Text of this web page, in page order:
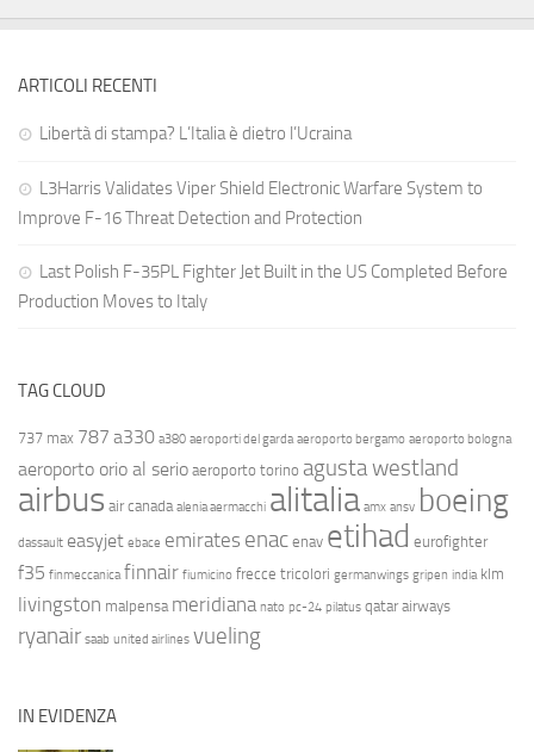
ARTICOLI RECENTI
Libertà di stampa? L’Italia è dietro l’Ucraina
L3Harris Validates Viper Shield Electronic Warfare System to
Improve F-16 Threat Detection and Protection
Last Polish F-35PL Fighter Jet Built in the US Completed Before
Production Moves to Italy
TAG CLOUD
737 max 787 a330 a380 aeroporti del garda aeroporto bergamo aeroporto bologna
aeroporto orio al serio aeroporto torino agusta westland
airbus air canada alenia aermacchi alitalia amx ansv boeing
dassault easyjet ebace emirates enac enav etihad eurofighter
f35 finmeccanica finnair fiumicino frecce tricolori germanwings gripen india klm
livingston malpensa meridiana nato pc-24 pilatus qatar airways
ryanair saab united airlines vueling
IN EVIDENZA